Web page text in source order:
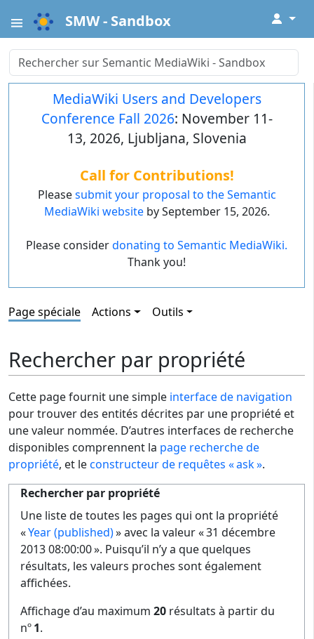
SMW - Sandbox ↓
MediaWiki Users and Developers
Conference Fall 2026: November 11-
13, 2026, Ljubljana, Slovenia
Call for Contributions!
Pleasesubmit your proposal to the Semantic
MediaWiki websiteby September 15, 2026.
Please considerdonating to Semantic MediaWiki.
Thank you!
Page spéciale Actions Outils
Rechercher par propriété
Cette page fournit une simple interface de navigation
pour trouver des entités décrites par une propriété et
une valeur nommée. D’autres interfaces de recherche
disponibles comprennent la page recherche de
propriété, et leconstructeur de requêtes « ask ».
Rechercher par propriété
Une liste de toutes les pages qui ont la propriété
«Year (published)» avec la valeur « 31 décembre
2013 08:00:00 ». Puisqu’il n’y a que quelques
résultats, les valeurs proches sont également
affichées.
Affichage d’au maximum 20 résultats à partir du
nº1.